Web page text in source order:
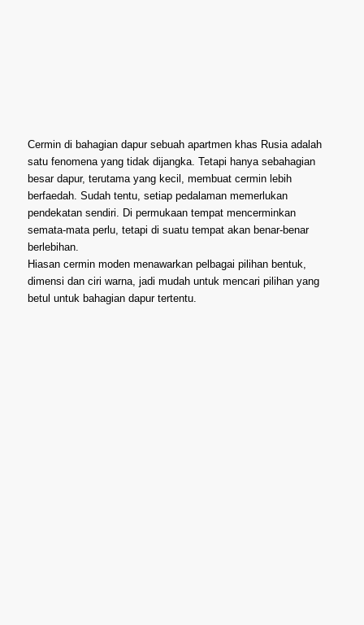
Cermin di bahagian dapur sebuah apartmen khas Rusia adalah
satu fenomena yang tidak dijangka. Tetapi hanya sebahagian
besar dapur, terutama yang kecil, membuat cermin lebih
berfaedah. Sudah tentu, setiap pedalaman memerlukan
pendekatan sendiri. Di permukaan tempat mencerminkan
semata-mata perlu, tetapi di suatu tempat akan benar-benar
berlebihan.
Hiasan cermin moden menawarkan pelbagai pilihan bentuk,
dimensi dan ciri warna, jadi mudah untuk mencari pilihan yang
betul untuk bahagian dapur tertentu.